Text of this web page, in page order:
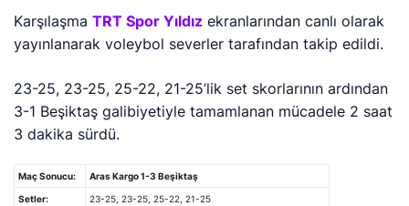
KarşılaşmaTRT Spor Yıldız ekranlarından canlı olarak
yayınlanarak voleybol severler tarafından takip edildi.
23-25, 23-25, 25-22, 21-25’lik set skorlarının ardından
3-1 Beşiktaş galibiyetiyle tamamlanan mücadele 2 saat
3 dakika sürdü.
Maç Sonucu: Aras Kargo 1-3 Beşiktaş
Setler: 23-25, 23-25, 25-22, 21-25